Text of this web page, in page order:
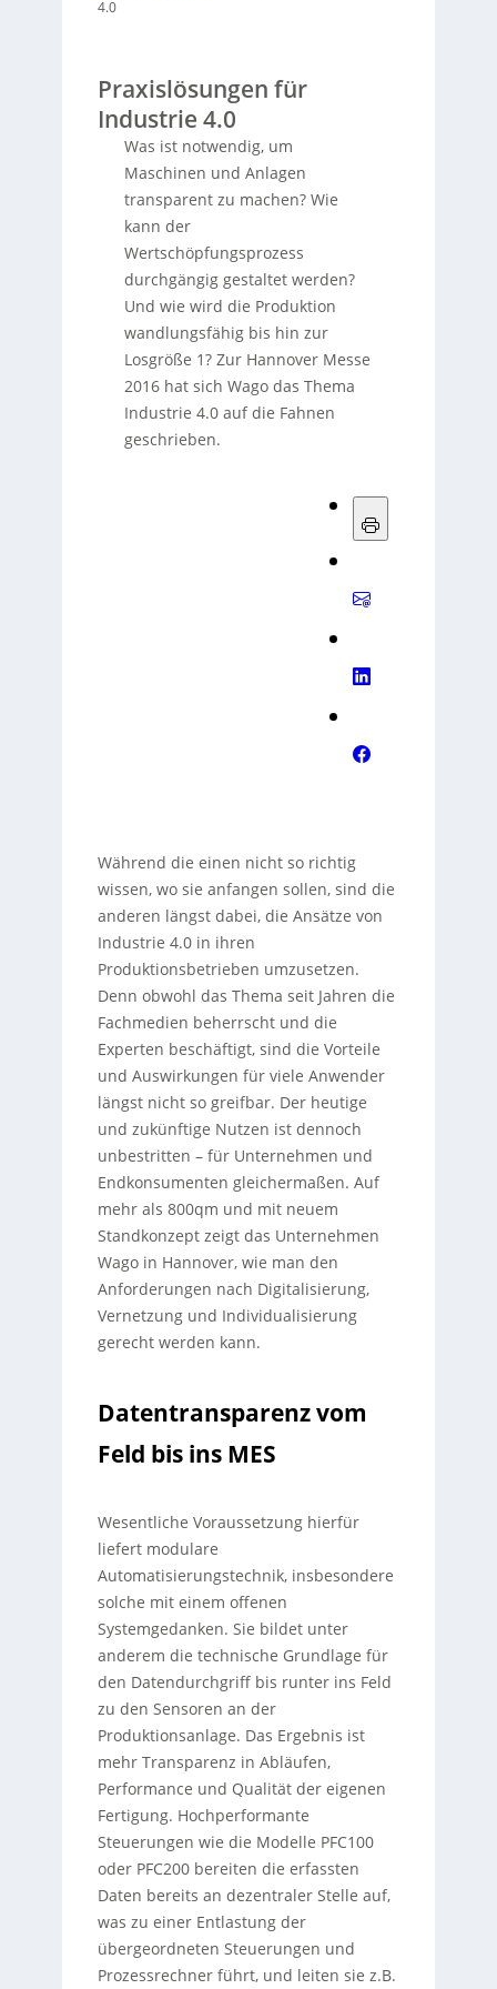
4.0
Praxislösungen für
Industrie 4.0
Was ist notwendig, um
Maschinen und Anlagen
transparent zu machen? Wie
kann der
Wertschöpfungsprozess
durchgängig gestaltet werden?
Und wie wird die Produktion
wandlungsfähig bis hin zur
Losgröße 1? Zur Hannover Messe
2016 hat sich Wago das Thema
Industrie 4.0 auf die Fahnen
geschrieben.
Während die einen nicht so richtig
wissen, wo sie anfangen sollen, sind die
anderen längst dabei, die Ansätze von
Industrie 4.0 in ihren
Produktionsbetrieben umzusetzen.
Denn obwohl das Thema seit Jahren die
Fachmedien beherrscht und die
Experten beschäftigt, sind die Vorteile
und Auswirkungen für viele Anwender
längst nicht so greifbar. Der heutige
und zukünftige Nutzen ist dennoch
unbestritten – für Unternehmen und
Endkonsumenten gleichermaßen. Auf
mehr als 800qm und mit neuem
Standkonzept zeigt das Unternehmen
Wago in Hannover, wie man den
Anforderungen nach Digitalisierung,
Vernetzung und Individualisierung
gerecht werden kann.
Datentransparenz vom
Feld bis ins MES
Wesentliche Voraussetzung hierfür
liefert modulare
Automatisierungstechnik, insbesondere
solche mit einem offenen
Systemgedanken. Sie bildet unter
anderem die technische Grundlage für
den Datendurchgriff bis runter ins Feld
zu den Sensoren an der
Produktionsanlage. Das Ergebnis ist
mehr Transparenz in Abläufen,
Performance und Qualität der eigenen
Fertigung. Hochperformante
Steuerungen wie die Modelle PFC100
oder PFC200 bereiten die erfassten
Daten bereits an dezentraler Stelle auf,
was zu einer Entlastung der
übergeordneten Steuerungen und
Prozessrechner führt, und leiten sie z.B.